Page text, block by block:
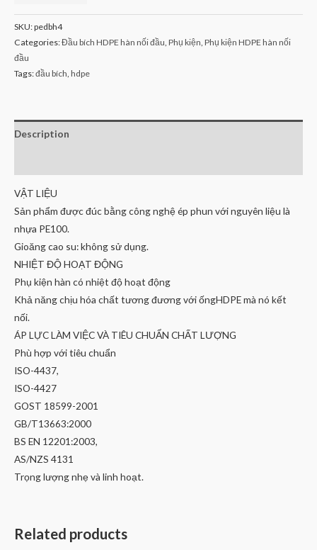
SKU:pedbh4
Categories:Đầu bích HDPE hàn nối đầu Phụ kiện Phụ kiện HDPE hàn nối
đầu
Tags:đầu bích hdpe
Description
VẬT LIỆU
Sản phẩm được đúc bằng công nghệ ép phun với nguyên liệu là
nhựa PE100.
Gioăng cao su: không sử dụng.
NHIỆT ĐỘ HOẠT ĐỘNG
Phụ kiện hàn có nhiệt độ hoạt động
Khả năng chịu hóa chất tương đương với ốngHDPE mà nó kết
nối.
ÁP LỰC LÀM VIỆC VÀ TIÊU CHUẨN CHẤT LƯỢNG
Phù hợp với tiêu chuẩn
ISO-4437,
ISO-4427
GOST 18599-2001
GB/T13663:2000
BS EN 12201:2003,
AS/NZS 4131
Trọng lượng nhẹ và linh hoạt.
Related products